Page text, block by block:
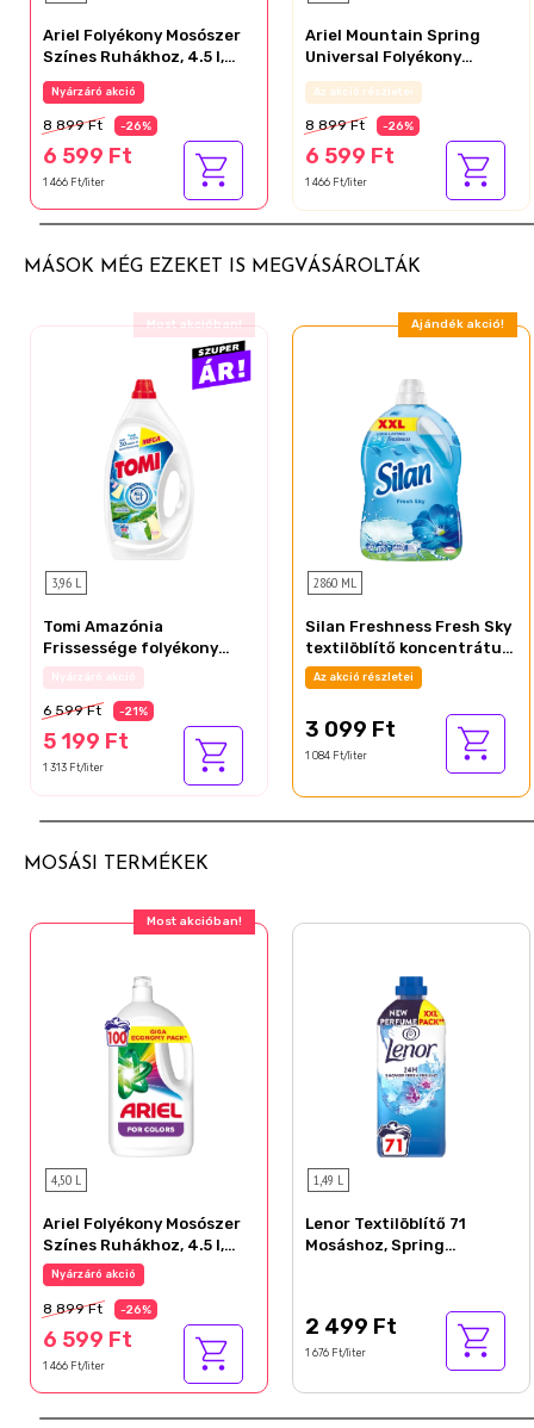
Ariel Folyékony Mosószer
Színes Ruhákhoz, 4.5 l,
100 Mosáshoz
Nyárzáró akció
8 899 Ft -26%
6 599 Ft
1 466 Ft/liter
Ariel Mountain Spring
Universal Folyékony
Mosószer, 4.5 l, 100
Mosáshoz
Az akció részletei
8 899 Ft -26%
6 599 Ft
1 466 Ft/liter
MÁSOK MÉG EZEKET IS MEGVÁSÁROLTÁK
Ajándék akció!
3,96 L
Tomi Amazónia
Frissessége folyékony
mosószer fehér és világos
ruhákhoz 88 mosás 3,96 l
Az akció részletei
6 599 Ft -21%
5 199 Ft
1 313 Ft/liter
Ajándék akció!
2860 ML
Silan Freshness Fresh Sky
textilöblítő koncentrátum
130 mosás 2860 ml
Az akció részletei
3 099 Ft
1 084 Ft/liter
MOSÁSI TERMÉKEK
Most akcióban!
4,50 L
Ariel Folyékony Mosószer
Színes Ruhákhoz, 4.5 l,
100 Mosáshoz
Nyárzáró akció
8 899 Ft -26%
6 599 Ft
1 466 Ft/liter
1,49 L
Lenor Textilöblítő 71
Mosáshoz, Spring
2 499 Ft
1 676 Ft/liter